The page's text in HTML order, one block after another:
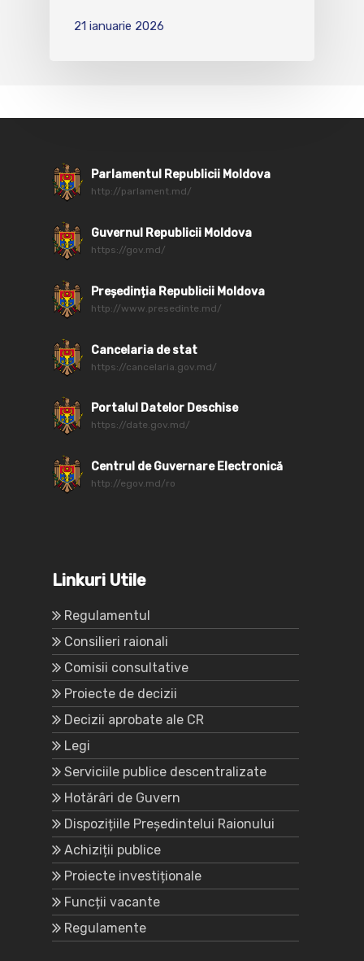
21 ianuarie 2026
Parlamentul Republicii Moldova
http://parlament.md/
Guvernul Republicii Moldova
https://gov.md/
Președinția Republicii Moldova
http://www.presedinte.md/
Cancelaria de stat
https://cancelaria.gov.md/
Portalul Datelor Deschise
https://date.gov.md/
Centrul de Guvernare Electronică
http://egov.md/ro
Linkuri Utile
Regulamentul
Consilieri raionali
Comisii consultative
Proiecte de decizii
Decizii aprobate ale CR
Legi
Serviciile publice descentralizate
Hotărâri de Guvern
Dispozițiile Președintelui Raionului
Achiziții publice
Proiecte investiționale
Funcții vacante
Regulamente